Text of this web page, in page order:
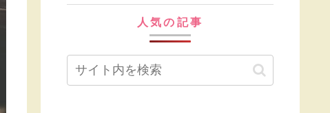
人気の記事